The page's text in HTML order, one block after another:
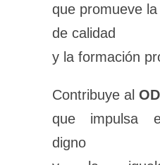
que promueve
de calidad
y la formación
Contribuye al
que impulsa
digno